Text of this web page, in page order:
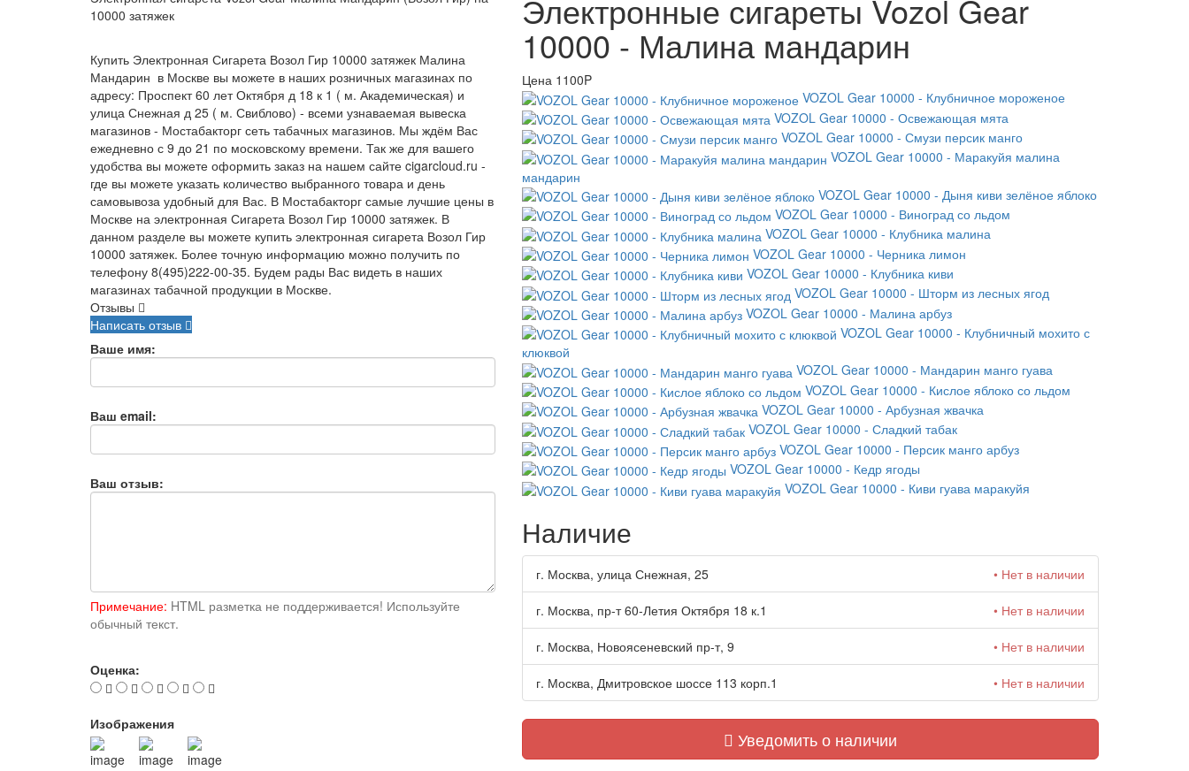
10000 затяжек
Купить Электронная Сигарета Возол Гир 10000 затяжек Малина
Мандарин в Москве вы можете в наших розничных магазинах по
адресу: Проспект 60 лет Октября д 18 к 1 ( м. Академическая) и
улица Снежная д 25 ( м. Свиблово) - всеми узнаваемая вывеска
магазинов - Мостабакторг сеть табачных магазинов. Мы ждём Вас
ежедневно с 9 до 21 по московскому времени. Так же для вашего
удобства вы можете оформить заказ на нашем сайте cigarcloud.ru -
где вы можете указать количество выбранного товара и день
самовывоза удобный для Вас. В Мостабакторг самые лучшие цены в
Москве на электронная Сигарета Возол Гир 10000 затяжек. В
данном разделе вы можете купить электронная сигарета Возол Гир
10000 затяжек. Более точную информацию можно получить по
телефону 8(495)222-00-35. Будем рады Вас видеть в наших
магазинах табачной продукции в Москве.
Отзывы
Написать отзыв
Ваше имя:
Ваш email:
Ваш отзыв:
Примечание: HTML разметка не поддерживается! Используйте
обычный текст.
Оценка:
Изображения
Электронные сигареты Vozol Gear
10000 - Малина мандарин
Цена 1100P
VOZOL Gear 10000 - Клубничное мороженое
VOZOL Gear 10000 - Освежающая мята
VOZOL Gear 10000 - Смузи персик манго
VOZOL Gear 10000 - Маракуйя малина
мандарин
VOZOL Gear 10000 - Дыня киви зелёное яблоко
VOZOL Gear 10000 - Виноград со льдом
VOZOL Gear 10000 - Клубника малина
VOZOL Gear 10000 - Черника лимон
VOZOL Gear 10000 - Клубника киви
VOZOL Gear 10000 - Шторм из лесных ягод
VOZOL Gear 10000 - Малина арбуз
VOZOL Gear 10000 - Клубничный мохито с
клюквой
VOZOL Gear 10000 - Мандарин манго гуава
VOZOL Gear 10000 - Кислое яблоко со льдом
VOZOL Gear 10000 - Арбузная жвачка
VOZOL Gear 10000 - Сладкий табак
VOZOL Gear 10000 - Персик манго арбуз
VOZOL Gear 10000 - Кедр ягоды
VOZOL Gear 10000 - Киви гуава маракуйя
Наличие
г. Москва, улица Снежная, 25 • Нет в наличии
г. Москва, пр-т 60-Летия Октября 18 к.1 • Нет в наличии
г. Москва, Новоясеневский пр-т, 9 • Нет в наличии
г. Москва, Дмитровское шоссе 113 корп.1 • Нет в наличии
Уведомить о наличии